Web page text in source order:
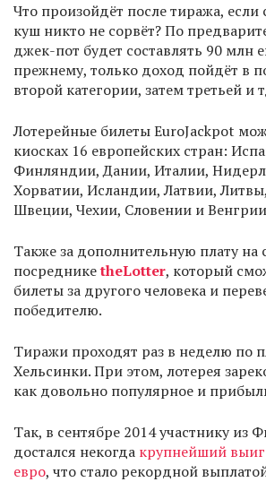
Что произойдёт после тиража,
куш никто не сорвёт? По
джек-пот будет составлять 90 млн
прежнему, только доход пойдёт в
второй категории, затем третьей и
Лотерейные билеты EuroJackpot
киосках 16 европейских стран:
Финляндии, Дании, Италии,
Хорватии, Исландии, Латвии,
Швеции, Чехии, Словении и
Также за дополнительную плату на
посредникеtheLotter, который
билеты за другого человека и
победителю.
Тиражи проходят раз в неделю по
Хельсинки. При этом, лотерея
как довольно популярное и
Так, в сентябре 2014 участнику из
достался некогда крупнейший
евро, что стало рекордной